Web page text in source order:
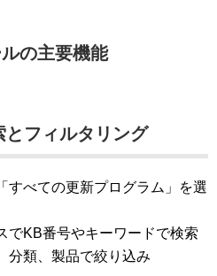
の主要機能
とフィルタリング
すべての更新プログラム」を選
でKB番号やキーワードで検索
分類、製品で絞り込み